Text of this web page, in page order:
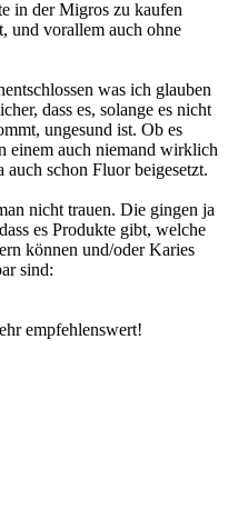
in der Migros zu kaufen
und vorallem auch ohne
was ich glauben
dass es, solange es nicht
ungesund ist. Ob es
einem auch niemand wirklich
schon Fluor beigesetzt.
nicht trauen. Die gingen ja
es Produkte gibt, welche
können und/oder Karies
sind:
empfehlenswert!